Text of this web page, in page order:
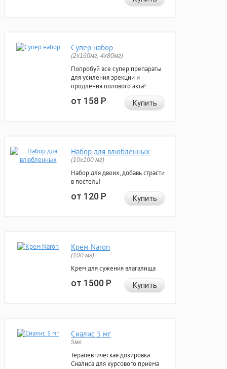
Супер набор
(2х160мг, 4х80мг)
Попробуй все супер препараты
для усиления эрекции и
продления полового акта!
от 158Р Купить
Набор для влюбленных
(10х100 мг)
Набор для двоих, добавь страсти
в постель!
от 120Р Купить
Крем Naron
(100 мг)
Крем для сужения влагалища
от 1500Р Купить
Сиалис 5 мг
5мг
Терапевтическая дозировка
Сиалиса для курсового приема